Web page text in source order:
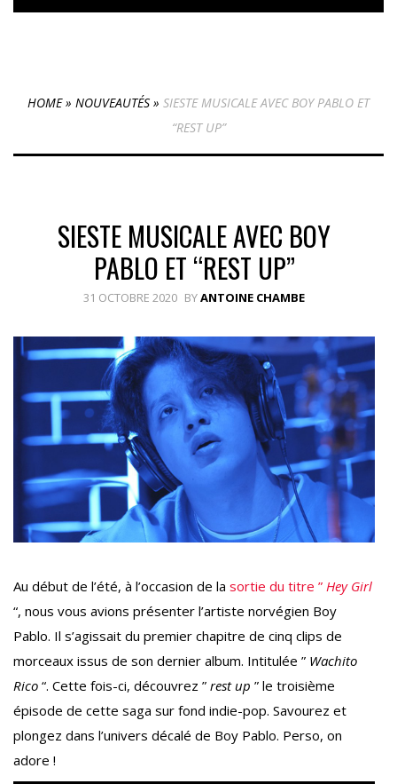
HOME» NOUVEAUTÉS » SIESTE MUSICALE AVEC BOY PABLO ET
“REST UP”
SIESTE MUSICALE AVEC BOY
PABLO ET “REST UP”
31 OCTOBRE 2020 BYANTOINE CHAMBE
Au début de l’été, à l’occasion de la sortie du titre ” Hey Girl
“, nous vous avions présenter l’artiste norvégien Boy
Pablo. Il s’agissait du premier chapitre de cinq clips de
morceaux issus de son dernier album. Intitulée ” Wachito
Rico “. Cette fois-ci, découvrez ” rest up ” le troisième
épisode de cette saga sur fond indie-pop. Savourez et
plongez dans l’univers décalé de Boy Pablo. Perso, on
adore !